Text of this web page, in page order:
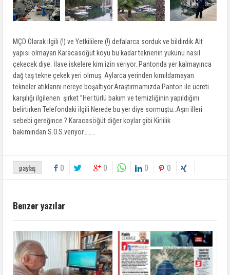
MÇD Olarak ilgili (!) ve Yetkililere (!) defalarca sorduk ve bildirdik.Alt
yapısı olmayan Karacasöğüt koyu bu kadar teknenin yükünü nasıl
çekecek diye. İlave iskelere kim izin veriyor. Pantonda yer kalmayınca
dağ taş tekne çekek yeri olmuş. Aylarca yerinden kımıldamayan
tekneler atıklarını nereye boşaltıyor.Araştırmamızda Panton ile ücreti
karşılığı ilgilenen şirket ”Her türlü bakım ve temizliğinin yapıldığını
belirtirken Telefondaki ilgili Nerede bu yer diye sormuştu..Aşırı illeri
sebebi gereğince ? Karacasöğüt diğer koylar gibi Kirlilik
bakımından S.O.S.veriyor……
paylaş 0 0 0 0
Benzer yazılar